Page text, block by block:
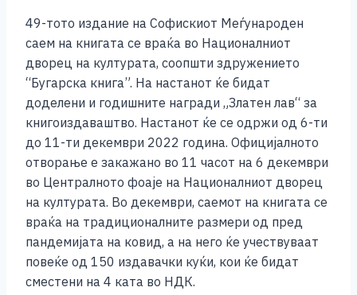
k
49-тото издание на Софискиот Меѓународен
саем на книгата се враќа во Националниот
дворец на културата, соопшти здружението
“Бугарска книга”. На настанот ќе бидат
доделени и годишните награди „Златен лав“ за
книгоиздаваштво. Настанот ќе се одржи од 6-ти
до 11-ти декември 2022 година. Официјалното
отворање е закажано во 11 часот на 6 декември
во Централното фоаје на Националниот дворец
на културата. Во декември, саемот на книгата се
враќа на традиционалните размери од пред
пандемијата на ковид, а на него ќе учествуваат
повеќе од 150 издавачки куќи, кои ќе бидат
сместени на 4 ката во НДК.